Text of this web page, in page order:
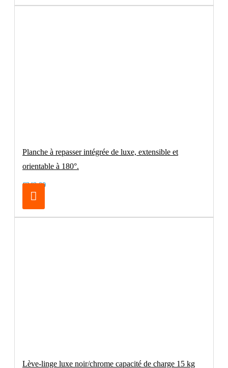
Planche à repasser intégrée de luxe, extensible et
orientable à 180°.
€249.00
Lève-linge luxe noir/chrome capacité de charge 15 kg